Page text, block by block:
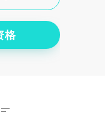
格